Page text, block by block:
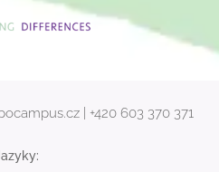
| +420 603 370 371